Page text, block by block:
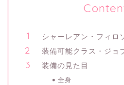
シャーレアン・フィロ
装備可能クラス・ジョ
装備の見た目
全身